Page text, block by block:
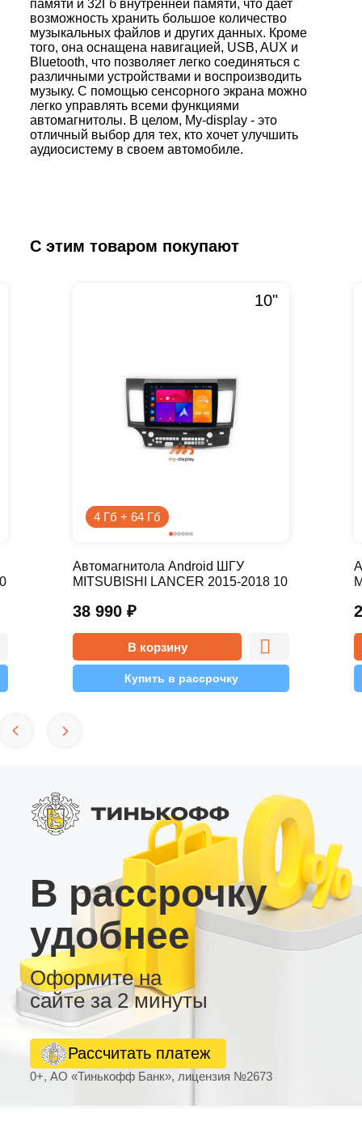
памяти и 32Гб внутренней памяти, что дает
возможность хранить большое количество
музыкальных файлов и других данных. Кроме
того, она оснащена навигацией, USB, AUX и
Bluetooth, что позволяет легко соединяться с
различными устройствами и воспроизводить
музыку. С помощью сенсорного экрана можно
легко управлять всеми функциями
автомагнитолы. В целом, My-display - это
отличный выбор для тех, кто хочет улучшить
аудиосистему в своем автомобиле.
С этим товаром покупают
4 Гб + 64 Гб
10"
38 990 ₽
Автомагнитола Android ШГУ
MITSUBISHI LANCER 2015-2018 10
В корзину
Купить в рассрочку
В рассрочку
удобнее
Оформите на
сайте за 2 минуты
0+, АО «Тинькофф Банк», лицензия №2673
Рассчитать платеж